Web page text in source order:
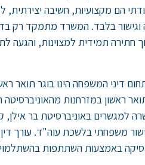
הם מקצועיות, חשיבה יצירתית,
וגישור בלבד. המשרד מתמקד רק
חתירה תמידית למצוינות, והגעה
דיני המשפחה הינו בוגר תואר
ראשון במזרחנות
למגשרים באוניברסיטת בר
משפחתי בלשכת עוה"ד.‏ עורך
באמצעות השתתפות